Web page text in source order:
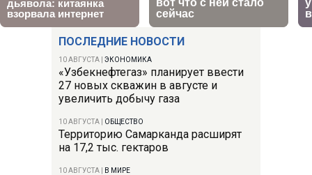
ПОСЛЕДНИЕ НОВОСТИ
10 АВГУСТА ЭКОНОМИКА
«Узбекнефтегаз» планирует ввести
27 новых скважин в августе и
увеличить добычу газа
10 АВГУСТА ОБЩЕСТВО
Территорию Самарканда расширят
на 17,2 тыс. гектаров
10 АВГУСТА В МИРЕ